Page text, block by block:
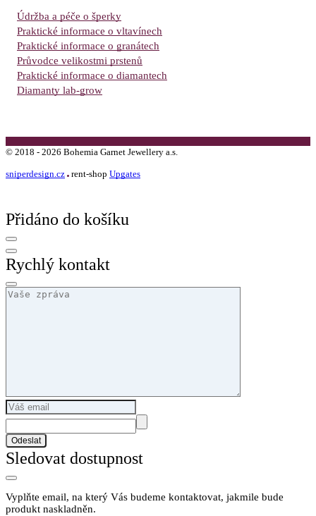
Údržba a péče o šperky
Praktické informace o vltavínech
Praktické informace o granátech
Průvodce velikostmi prstenů
Praktické informace o diamantech
Diamanty lab-grow
© 2018 - 2026 Bohemia Garnet Jewellery a.s.
sniperdesign.cz rent-shop Upgates
Přidáno do košíku
Rychlý kontakt
Odeslat
Sledovat dostupnost
Vyplňte email, na který Vás budeme kontaktovat, jakmile bude
produkt naskladněn.